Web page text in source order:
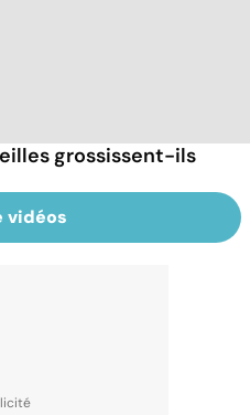
grossissent-ils
vidéos